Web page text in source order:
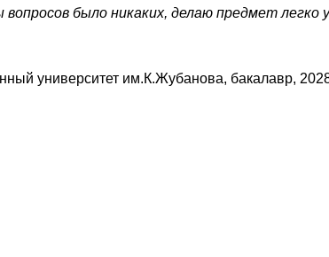
было никаких, делаю предмет легко
университет им.К.Жубанова, бакалавр,